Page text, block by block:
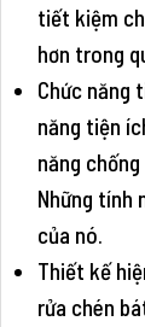
tiết kiệm
hơn trong
Chức năng
năng tiện
năng
Những tính
của nó.
Thiết kế
rửa chén